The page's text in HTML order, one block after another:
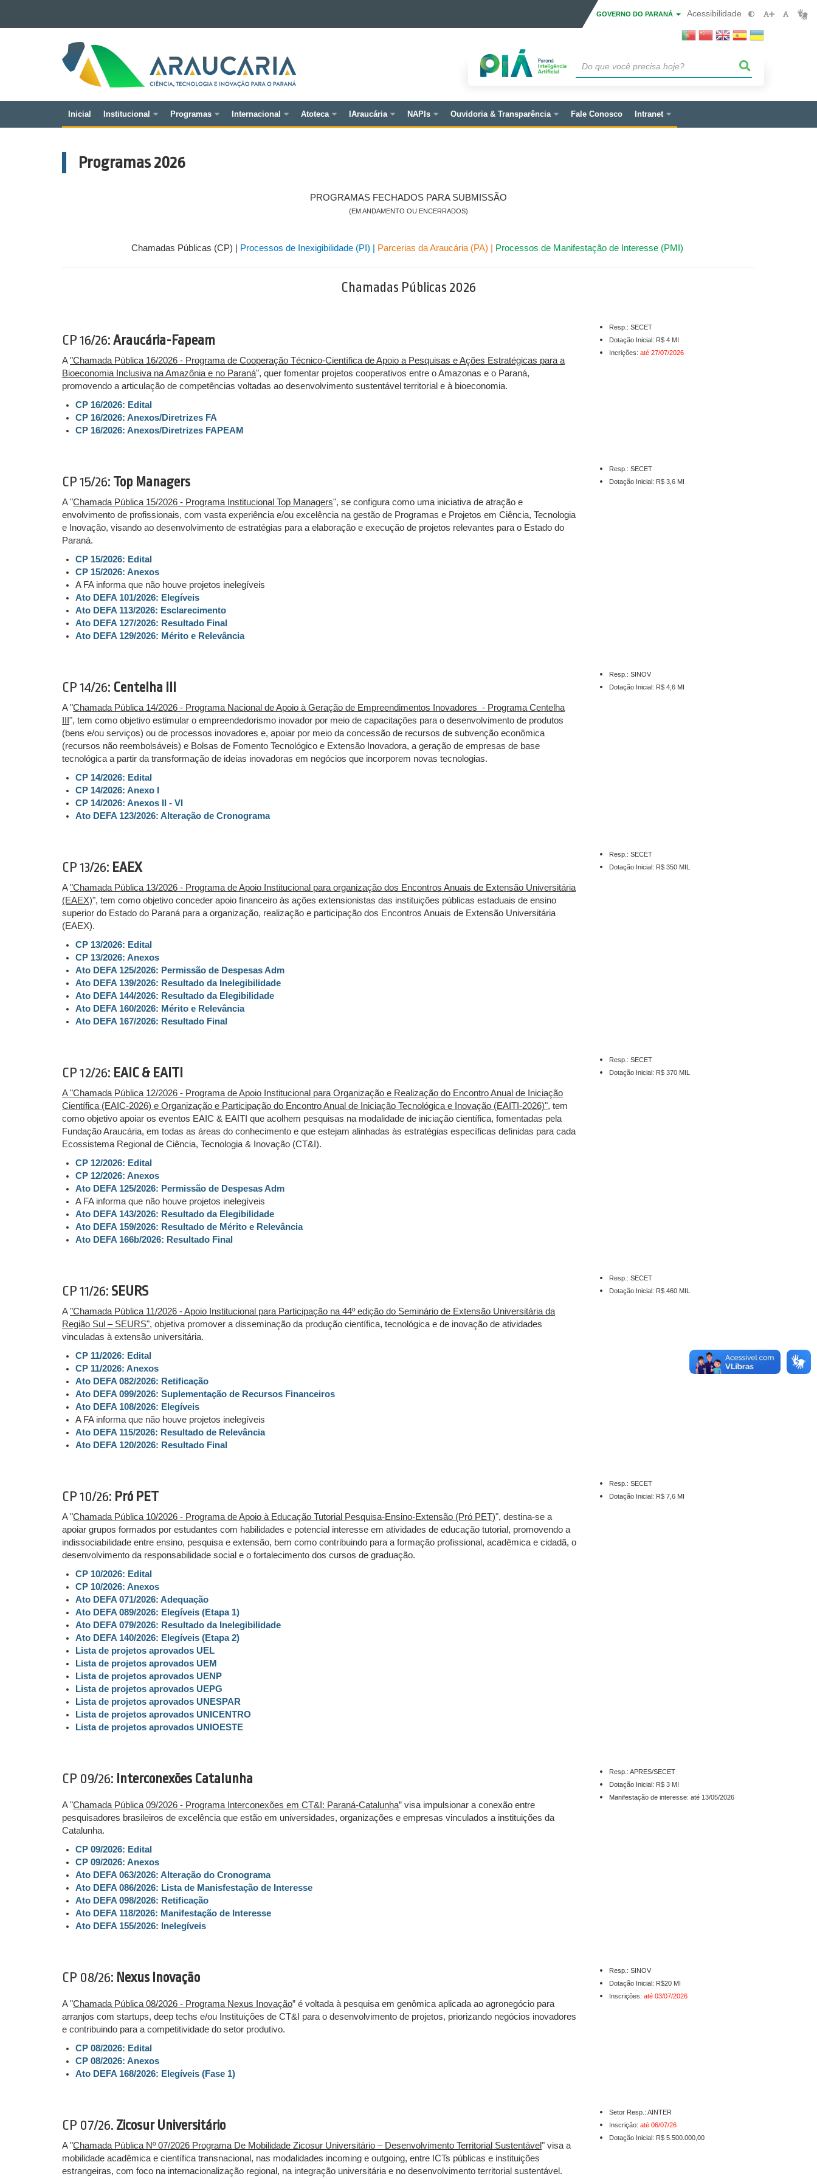
Ir para a navegação
Ir para a busca
GOVERNO DO PARANÁ Acessibilidade
FUNDAÇÃO
ARAUCÁRIA
Navegação
Inicial Institucional Programas Internacional Atoteca IAraucária NAPIs Ouvidoria & Transparência Fale Conosco Intranet
Programas 2026
PROGRAMAS FECHADOS PARA SUBMISSÃO
(EM ANDAMENTO OU ENCERRADOS)
Chamadas Públicas (CP) | Processos de Inexigibilidade (PI) | Parcerias da Araucária (PA) | Processos de Manifestação de Interesse (PMI)
Chamadas Públicas 2026
CP 16/26:Araucária-Fapeam
A"Chamada Pública 16/2026 - Programa de Cooperação Técnico-Científica de Apoio a Pesquisas e Ações Estratégicas para a
Bioeconomia Inclusiva na Amazônia e no Paraná", quer fomentar projetos cooperativos entre o Amazonas e o Paraná,
promovendo a articulação de competências voltadas ao desenvolvimento sustentável territorial e à bioeconomia.
CP 16/2026: Edital
CP 16/2026: Anexos/Diretrizes FA
CP 16/2026: Anexos/Diretrizes FAPEAM
Resp.: SECET
Dotação Inicial: R$ 4 MI
Incrições: até 27/07/2026
CP 15/26: Top Managers
A "Chamada Pública 15/2026 - Programa Institucional Top Managers", se configura como uma iniciativa de atração e
envolvimento de profissionais, com vasta experiência e/ou excelência na gestão de Programas e Projetos em Ciência, Tecnologia
e Inovação, visando ao desenvolvimento de estratégias para a elaboração e execução de projetos relevantes para o Estado do
Paraná.
CP 15/2026: Edital
CP 15/2026: Anexos
A FA informa que não houve projetos inelegíveis
Ato DEFA 101/2026: Elegíveis
Ato DEFA 113/2026: Esclarecimento
Ato DEFA 127/2026: Resultado Final
Ato DEFA 129/2026: Mérito e Relevância
Resp.: SECET
Dotação Inicial: R$ 3,6 MI
CP 14/26: Centelha III
A "Chamada Pública 14/2026 - Programa Nacional de Apoio à Geração de Empreendimentos Inovadores - Programa Centelha
", tem como objetivo estimular o empreendedorismo inovador por meio de capacitações para o desenvolvimento de produtos
(bens e/ou serviços) ou de processos inovadores e, apoiar por meio da concessão de recursos de subvenção econômica
(recursos não reembolsáveis) e Bolsas de Fomento Tecnológico e Extensão Inovadora, a geração de empresas de base
tecnológica a partir da transformação de ideias inovadoras em negócios que incorporem novas tecnologias.
CP 14/2026: Edital
CP 14/2026: Anexo I
CP 14/2026: Anexos II - VI
Ato DEFA 123/2026: Alteração de Cronograma
Resp.: SINOV
Dotação Inicial: R$ 4,6 MI
CP 13/26: EAEX
A"Chamada Pública 13/2026 - Programa de Apoio Institucional para organização dos Encontros Anuais de Extensão Universitária
(EAEX)", tem como objetivo conceder apoio financeiro às ações extensionistas das instituições públicas estaduais de ensino
superior do Estado do Paraná para a organização, realização e participação dos Encontros Anuais de Extensão Universitária
(EAEX).
CP 13/2026: Edital
CP 13/2026: Anexos
Ato DEFA 125/2026: Permissão de Despesas Adm
Ato DEFA 139/2026: Resultado da Inelegibilidade
Ato DEFA 144/2026: Resultado da Elegibilidade
Ato DEFA 160/2026: Mérito e Relevância
Ato DEFA 167/2026: Resultado Final
Resp.: SECET
Dotação Inicial: R$ 350 MIL
CP 12/26: EAIC & EAITI
A "Chamada Pública 12/2026 - Programa de Apoio Institucional para Organização e Realização do Encontro Anual de Iniciação
Científica (EAIC-2026) e Organização e Participação do Encontro Anual de Iniciação Tecnológica e Inovação (EAITI-2026)", tem
como objetivo apoiar os eventos EAIC & EAITI que acolhem pesquisas na modalidade de iniciação científica, fomentadas pela
Fundação Araucária, em todas as áreas do conhecimento e que estejam alinhadas às estratégias específicas definidas para cada
Ecossistema Regional de Ciência, Tecnologia & Inovação (CT&I).
CP 12/2026: Edital
CP 12/2026: Anexos
Ato DEFA 125/2026: Permissão de Despesas Adm
A FA informa que não houve projetos inelegíveis
Ato DEFA 143/2026: Resultado da Elegibilidade
Ato DEFA 159/2026: Resultado de Mérito e Relevância
Ato DEFA 166b/2026: Resultado Final
Resp.: SECET
Dotação Inicial: R$ 370 MIL
CP 11/26: SEURS
A"Chamada Pública 11/2026 - Apoio Institucional para Participação na 44º edição do Seminário de Extensão Universitária da
Região Sul – SEURS", objetiva promover a disseminação da produção científica, tecnológica e de inovação de atividades
vinculadas à extensão universitária.
CP 11/2026: Edital
CP 11/2026: Anexos
Ato DEFA 082/2026: Retificação
Ato DEFA 099/2026: Suplementação de Recursos Financeiros
Ato DEFA 108/2026: Elegíveis
A FA informa que não houve projetos inelegíveis
Ato DEFA 115/2026: Resultado de Relevância
Ato DEFA 120/2026: Resultado Final
Resp.: SECET
Dotação Inicial: R$ 460 MIL
CP 10/26: Pró PET
A "Chamada Pública 10/2026 - Programa de Apoio à Educação Tutorial Pesquisa-Ensino-Extensão (Pró PET)", destina-se a
apoiar grupos formados por estudantes com habilidades e potencial interesse em atividades de educação tutorial, promovendo a
indissociabilidade entre ensino, pesquisa e extensão, bem como contribuindo para a formação profissional, acadêmica e cidadã, o
desenvolvimento da responsabilidade social e o fortalecimento dos cursos de graduação.
CP 10/2026: Edital
CP 10/2026: Anexos
Ato DEFA 071/2026: Adequação
Ato DEFA 089/2026: Elegíveis (Etapa 1)
Ato DEFA 079/2026: Resultado da Inelegibilidade
Ato DEFA 140/2026: Elegíveis (Etapa 2)
Lista de projetos aprovados UEL
Lista de projetos aprovados UEM
Lista de projetos aprovados UENP
Lista de projetos aprovados UEPG
Lista de projetos aprovados UNESPAR
Lista de projetos aprovados UNICENTRO
Lista de projetos aprovados UNIOESTE
Resp.: SECET
Dotação Inicial: R$ 7,6 MI
CP 09/26: Interconexões Catalunha
A "Chamada Pública 09/2026 - Programa Interconexões em CT&I: Paraná-Catalunha” visa impulsionar a conexão entre
pesquisadores brasileiros de excelência que estão em universidades, organizações e empresas vinculados a instituições da
Catalunha.
CP 09/2026: Edital
CP 09/2026: Anexos
Ato DEFA 063/2026: Alteração do Cronograma
Ato DEFA 086/2026: Lista de Manisfestação de Interesse
Ato DEFA 098/2026: Retificação
Ato DEFA 118/2026: Manifestação de Interesse
Ato DEFA 155/2026: Inelegíveis
Resp.: APRES/SECET
Dotação Inicial: R$ 3 MI
Manifestação de interesse: até 13/05/2026
CP 08/26: Nexus Inovação
A "Chamada Pública 08/2026 - Programa Nexus Inovação” é voltada à pesquisa em genômica aplicada ao agronegócio para
arranjos com startups, deep techs e/ou Instituições de CT&I para o desenvolvimento de projetos, priorizando negócios inovadores
e contribuindo para a competitividade do setor produtivo.
CP 08/2026: Edital
CP 08/2026: Anexos
Ato DEFA 168/2026: Elegíveis (Fase 1)
Resp.: SINOV
Dotação Inicial: R$20 MI
Inscrições: até 03/07/2026
CP 07/26. Zicosur Universitário
A "Chamada Pública Nº 07/2026 Programa De Mobilidade Zicosur Universitário – Desenvolvimento Territorial Sustentável" visa a
mobilidade acadêmica e científica transnacional, nas modalidades incoming e outgoing, entre ICTs públicas e instituições
estrangeiras, com foco na internacionalização regional, na integração universitária e no desenvolvimento territorial sustentável.
Setor Resp.: AINTER
Inscrição: até 06/07/26
Dotação Inicial: R$ 5.500.000,00